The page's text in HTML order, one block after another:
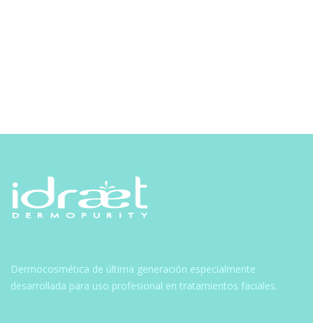
entradas
Dermocosmética de última generación especialmente
desarrollada para uso profesional en tratamientos faciales.